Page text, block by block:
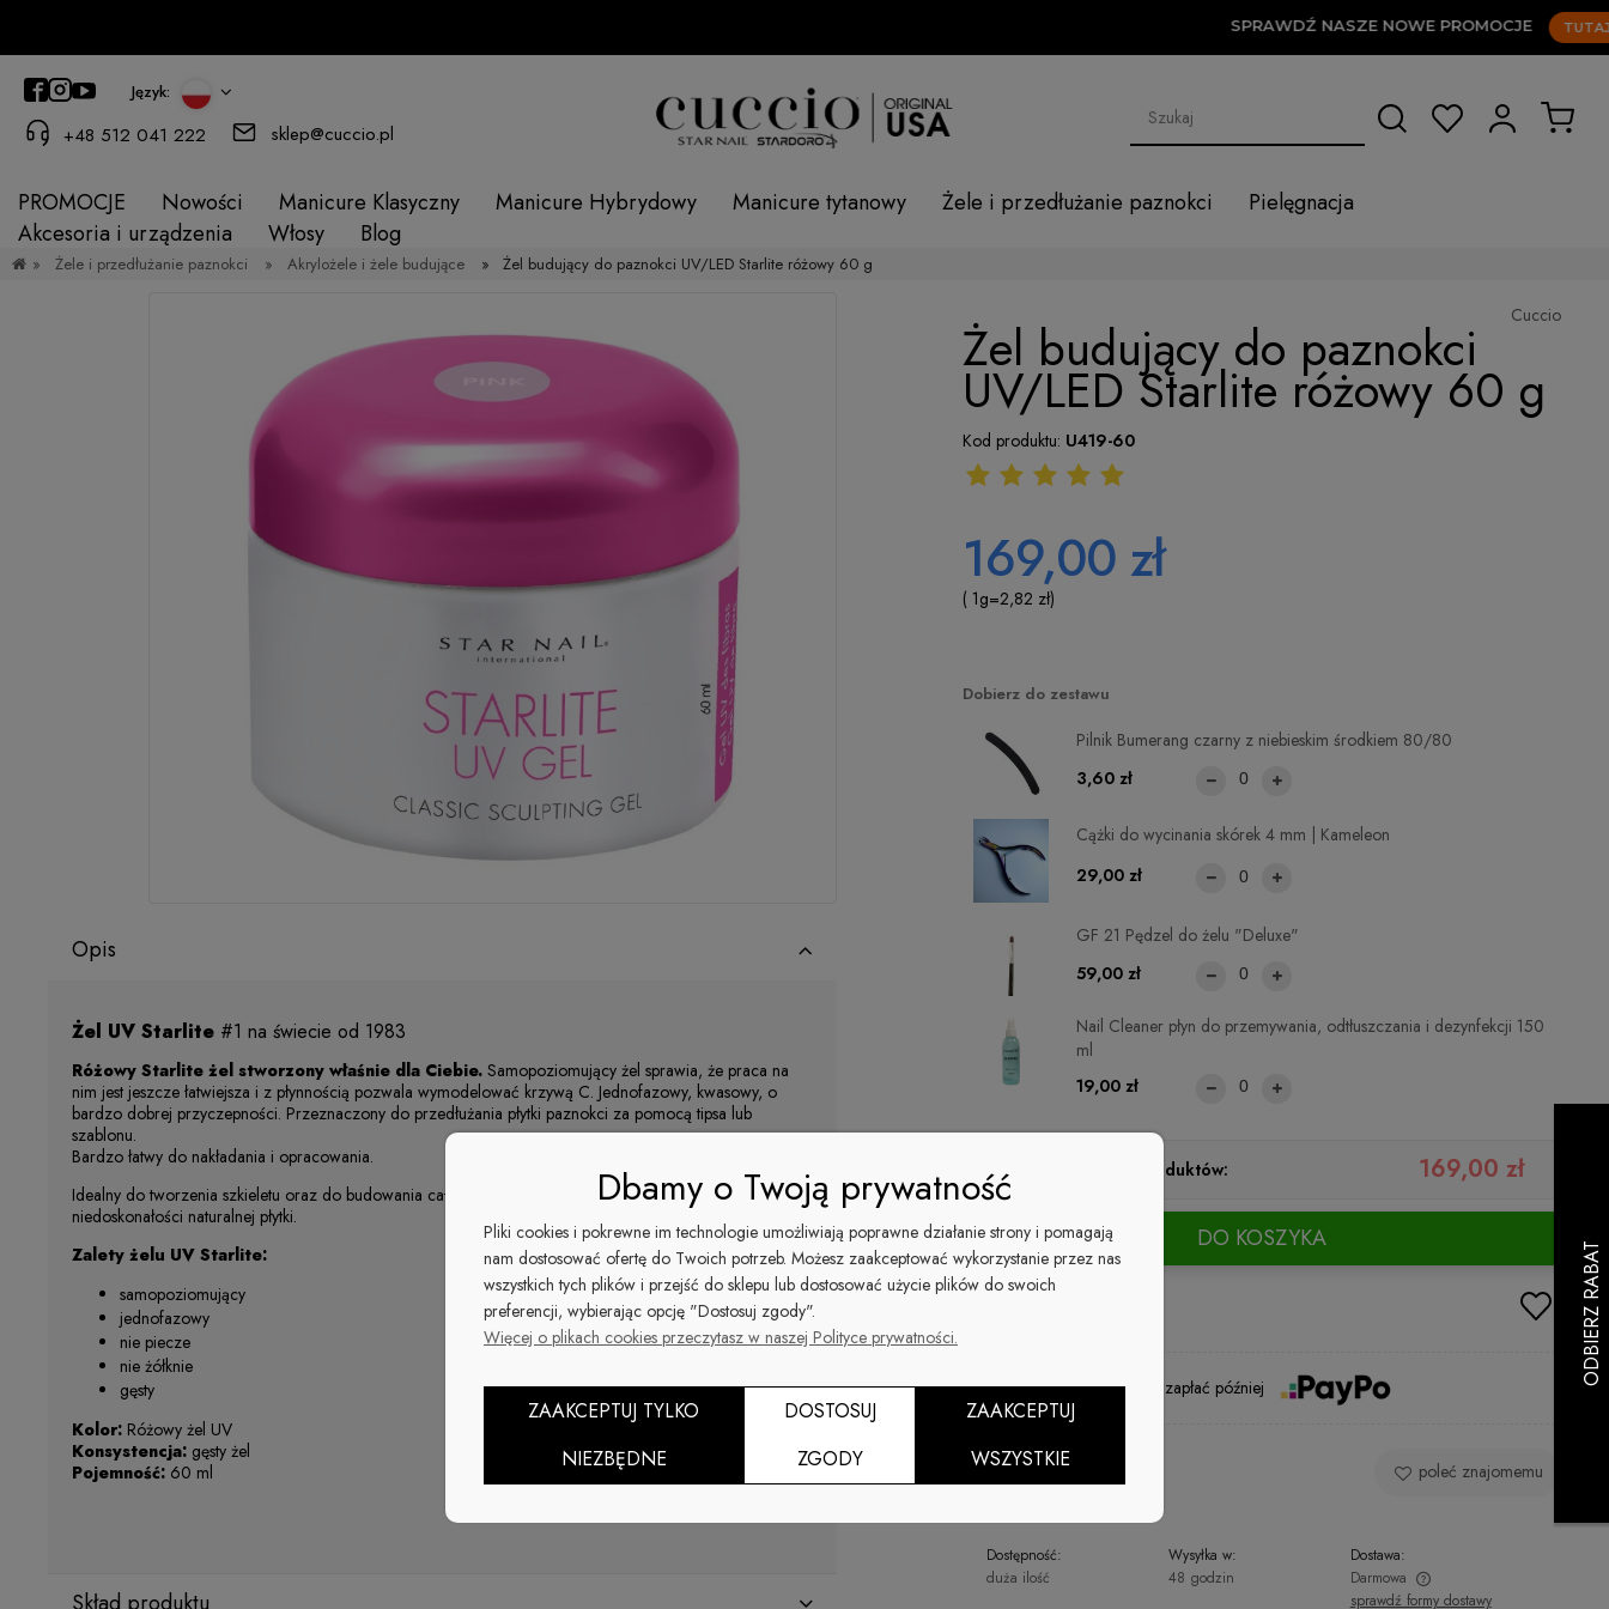
SPRAWDŹ NASZE NOWE PROMOCJE TUTAJ!
Język:
+48 512 041 222 sklep@cuccio.pl
PROMOCJE Nowości Manicure Klasyczny Manicure Hybrydowy Manicure tytanowy Żele i przedłużanie paznokci
Pielęgnacja
Akcesoria i urządzenia
Włosy Blog
» Żele i przedłużanie paznokci » Akrylożele i żele budujące » Żel budujący do paznokci UV/LED Starlite różowy 60 g
Opis
Żel UV Starlite #1 na świecie od 1983
Różowy Starlite żel stworzony właśnie dla Ciebie. Samopoziomujący żel sprawia, że praca na
nim jest jeszcze łatwiejsza i z płynnością pozwala wymodelować krzywą C. Jednofazowy, kwasowy, o
bardzo dobrej przyczepności. Przeznaczony do przedłużania płytki paznokci za pomocą tipsa lub
szablonu.
Bardzo łatwy do nakładania i opracowania.
Idealny do tworzenia szkieletu oraz do budowania całego paznokcia. Perfekcyjnie kryje wszystkie
niedoskonałości naturalnej płytki.
Zalety żelu UV Starlite:
samopoziomujący
jednofazowy
nie piecze
nie żółknie
gęsty
Kolor: Różowy żel UV
Konsystencja: gęsty żel
Pojemność: 60 ml
Cuccio
Żel budujący do paznokci
UV/LED Starlite różowy 60 g
Kod produktu: U419-60
169,00 zł
( 1g=2,82 zł)
Dobierz do zestawu
Pilnik Bumerang czarny z niebieskim środkiem 80/80
3,60 zł
GF 21 Pędzel do żelu "Deluxe"
59,00 zł
Cążki do wycinania skórek 4 mm | Kameleon
29,00 zł
Nail Cleaner płyn do przemywania, odtłuszczania i dezynfekcji 150
ml
19,00 zł
Suma wszystkich produktów: 169,00 zł
DO KOSZYKA
Kup i zapłać później
zapytaj o produkt poleć znajomemu
Dostępność:
duża ilość
Wysyłka w:
48 godzin
Dostawa:
Darmowa
sprawdź formy dostawy
Dbamy o Twoją prywatność
Pliki cookies i pokrewne im technologie umożliwiają poprawne działanie strony i pomagają
nam dostosować ofertę do Twoich potrzeb. Możesz zaakceptować wykorzystanie przez nas
wszystkich tych plików i przejść do sklepu lub dostosować użycie plików do swoich
preferencji, wybierając opcję "Dostosuj zgody".
Więcej o plikach cookies przeczytasz w naszej Polityce prywatności.
ZAAKCEPTUJ TYLKO
NIEZBĘDNE
DOSTOSUJ
ZGODY
ZAAKCEPTUJ
WSZYSTKIE